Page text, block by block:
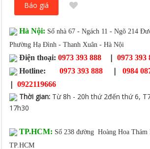
Báo giá
Hà Nội: Số nhà 67 - Ngách 11 - Ngõ 214
Phường Hạ Đình - Thanh Xuân - Hà Nội
Điện thoại: 0973 393 888 |
0973 393
Hotline:
0973 393 888 | 0984
| 0922119666
Thời gian: Từ 8h - 20h thứ 2đến thứ 6,
17h30
TP.HCM: Số 238 đường Hoàng Hoa
TP.HCM